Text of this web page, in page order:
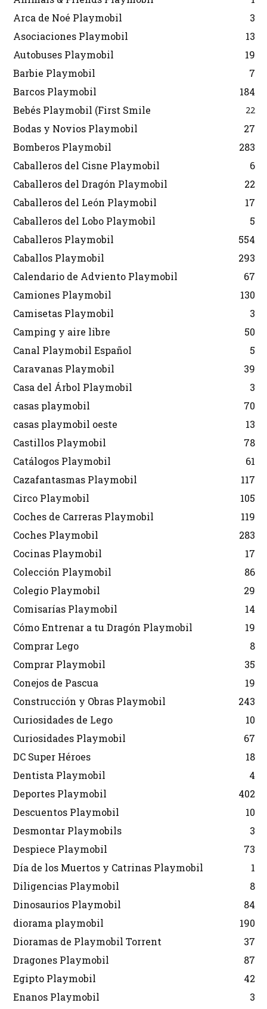
Arca de Noé Playmobil
3
Asociaciones Playmobil
13
Autobuses Playmobil
19
Barbie Playmobil
7
Barcos Playmobil
184
Bebés Playmobil (First Smile
22
Bodas y Novios Playmobil
27
Bomberos Playmobil
283
Caballeros del Cisne Playmobil
6
Caballeros del Dragón Playmobil
22
Caballeros del León Playmobil
17
Caballeros del Lobo Playmobil
5
Caballeros Playmobil
554
Caballos Playmobil
293
Calendario de Adviento Playmobil
67
Camiones Playmobil
130
Camisetas Playmobil
3
Camping y aire libre
50
Canal Playmobil Español
5
Caravanas Playmobil
39
Casa del Árbol Playmobil
3
casas playmobil
70
casas playmobil oeste
13
Castillos Playmobil
78
Catálogos Playmobil
61
Cazafantasmas Playmobil
117
Circo Playmobil
105
Coches de Carreras Playmobil
119
Coches Playmobil
283
Cocinas Playmobil
17
Colección Playmobil
86
Colegio Playmobil
29
Comisarías Playmobil
14
Cómo Entrenar a tu Dragón Playmobil
19
Comprar Lego
8
Comprar Playmobil
35
Conejos de Pascua
19
Construcción y Obras Playmobil
243
Curiosidades de Lego
10
Curiosidades Playmobil
67
DC Super Héroes
18
Dentista Playmobil
4
Deportes Playmobil
402
Descuentos Playmobil
10
Desmontar Playmobils
3
Despiece Playmobil
73
Día de los Muertos y Catrinas Playmobil
1
Diligencias Playmobil
8
Dinosaurios Playmobil
84
diorama playmobil
190
Dioramas de Playmobil Torrent
37
Dragones Playmobil
87
Egipto Playmobil
42
Enanos Playmobil
3